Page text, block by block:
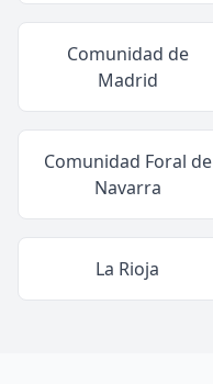
Comunidad de
Madrid
Comunidad Foral de
Navarra
La Rioja